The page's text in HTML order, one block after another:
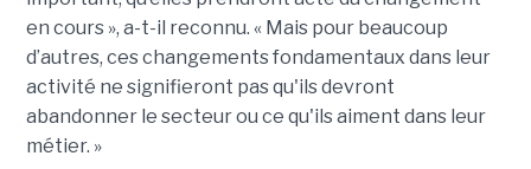
en cours », a-t-il reconnu. « Mais pour beaucoup
d’autres, ces changements fondamentaux dans leur
activité ne signifieront pas qu'ils devront
abandonner le secteur ou ce qu'ils aiment dans leur
métier. »